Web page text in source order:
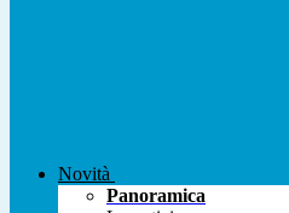
Novità
Panoramica